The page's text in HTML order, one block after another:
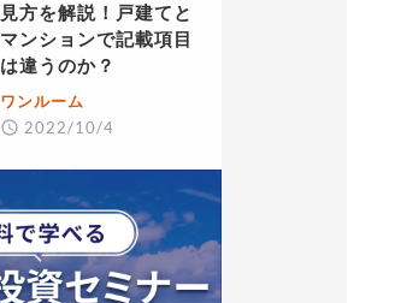
見方を解説！戸建てと
マンションで記載項目
は違うのか？
ワンルーム
2022/10/4